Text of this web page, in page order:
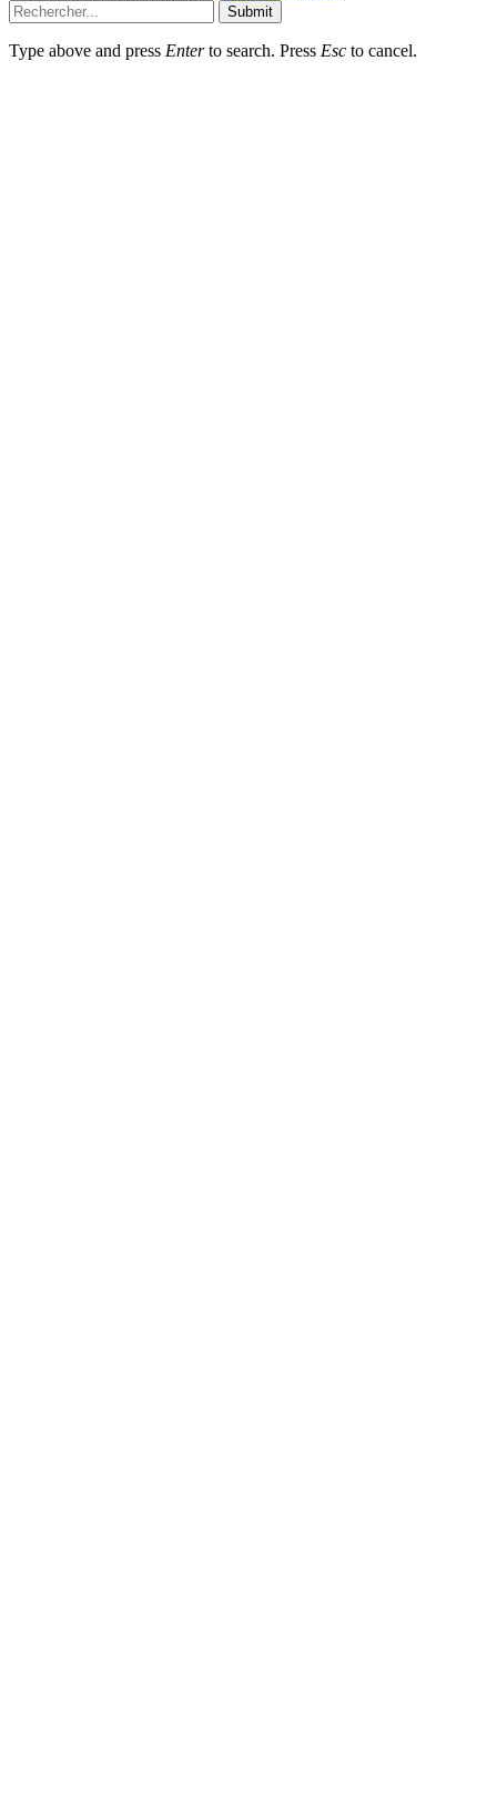
Submit
Type above and press Enterto search. Press Esc to cancel.